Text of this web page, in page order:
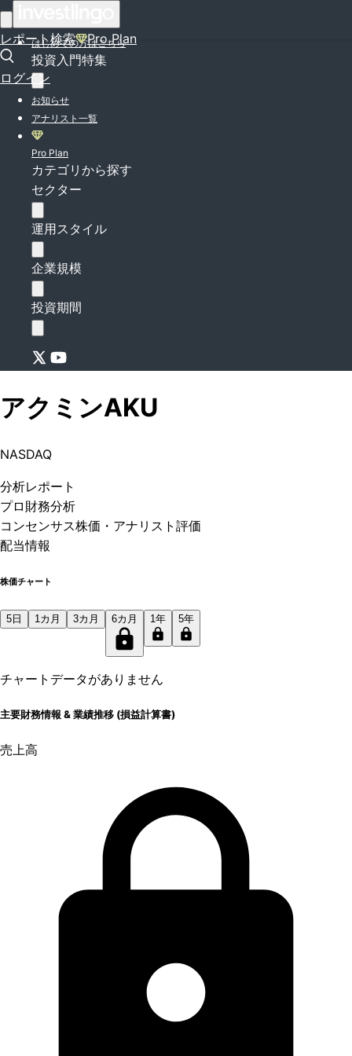
レポート検索 Pro Plan
ログイン
はじめての方はこちら
投資入門特集
お知らせ
アナリスト一覧
Pro Plan
カテゴリから探す
セクター
運用スタイル
企業規模
投資期間
アクミンAKU
NASDAQ
分析レポート
プロ 財務分析
コンセンサス株価 ・アナリスト評価
配当情報
株価チャート
5日 1カ月 3カ月 6カ月 1年 5年
チャートデータがありません
主要財務情報 & 業績推移 (損益計算書)
売上高